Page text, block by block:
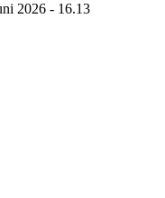
2026 - 16.13